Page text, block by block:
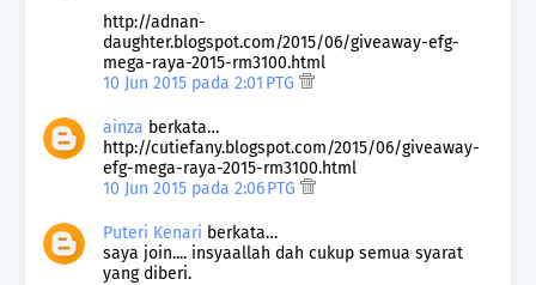
http://adnan-
daughter.blogspot.com/2015/06/giveaway-efg-
mega-raya-2015-rm3100.html
10 Jun 2015 pada 2:01 PTG
ainza berkata…
http://cutiefany.blogspot.com/2015/06/giveaway-
efg-mega-raya-2015-rm3100.html
10 Jun 2015 pada 2:06 PTG
Puteri Kenari berkata…
saya join.... insyaallah dah cukup semua syarat
yang diberi.